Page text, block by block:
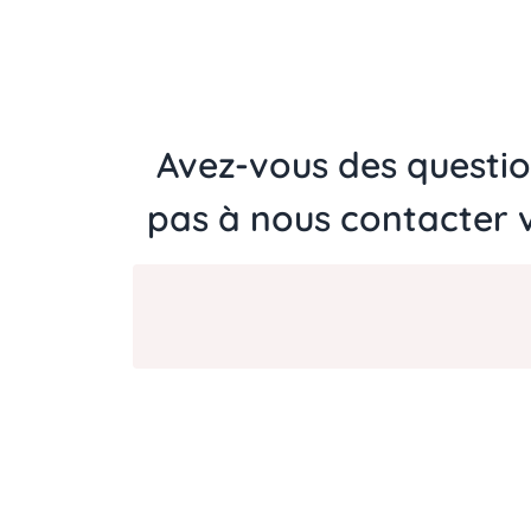
Avez-vous des
pas à nous contacter